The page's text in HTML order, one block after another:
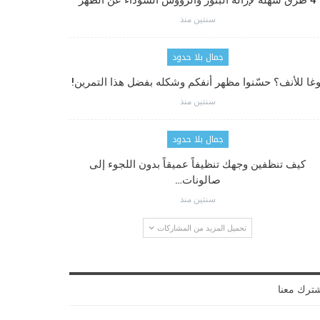
سنتين منذ
جمال بلا حدود
للأنف؟ حسّنوا مظهر أنفكم وشكله بفضل هذا التمرين!
سنتين منذ
جمال بلا حدود
كيف تنظفين وجهك تنظيفاً عميقاً بدون اللجوء إلى
صالونات…
سنتين منذ
تحميل المزيد من المشاركات
معنا